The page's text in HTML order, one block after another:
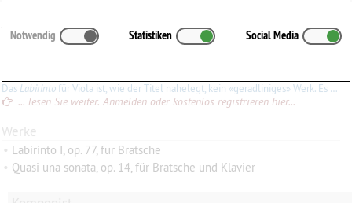
Maegaard
∗ 14.04.1926 inKopenhagen, Dänemark
Das Labirintofür Viola ist, wie der Titel nahelegt, kein «geradliniges» Werk. Es gibt da zwei verschiedene Eingänge und zwei Ausgänge, und die Wanderung führt durch 7 Sektionen, die jeweils 4
... lesen Sie weiter. Anmelden oder kostenlos registrieren hier...
Werke
• Labirinto I, op. 77, für Bratsche
• Quasi una sonata, op. 14, für Bratsche und Klavier
Notwendig Statistiken Social Media